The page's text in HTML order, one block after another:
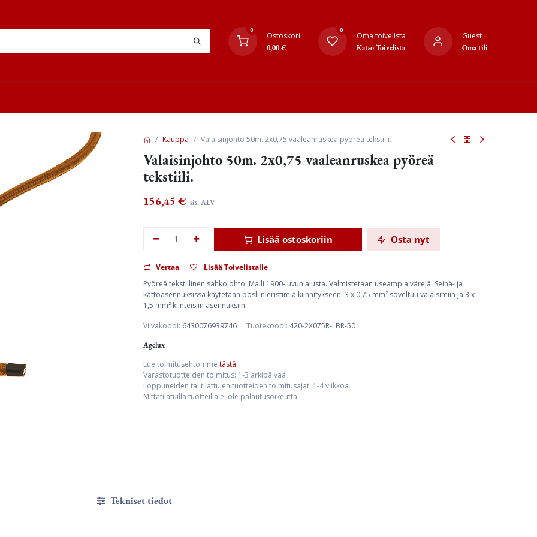
0
Ostoskori
0,00€
0
Oma toivelista
Katso Toivelista
Guest
Oma tili
Kauppa Valaisinjohto 50m. 2x0,75 vaaleanruskea pyöreä tekstiili.
Valaisinjohto 50m. 2x0,75 vaaleanruskea pyöreä
tekstiili.
156,45 € sis. ALV
Lisää ostoskoriin Osta nyt
Vertaa
Lisää Toivelistalle
Pyöreä tekstiilinen sähköjohto. Malli 1900-luvun alusta. Valmistetaan useampia värejä. Seinä- ja
kattoasennuksissa käytetään posliinieristimiä kiinnitykseen. 3 x 0,75 mm² soveltuu valaisimiin ja 3 x
1,5 mm² kiinteisiin asennuksiin.
Viivakoodi: 6430076939746 Tuotekoodi: 420-2X075R-LBR-50
Agelux
Lue toimitusehtomme tästä
Varastotuotteiden toimitus: 1-3 arkipäivää
Loppuneiden tai tilattujen tuotteiden toimitusajat: 1-4 viikkoa
Mittatilatuilla tuotteilla ei ole palautusoikeutta.
Tekniset tiedot